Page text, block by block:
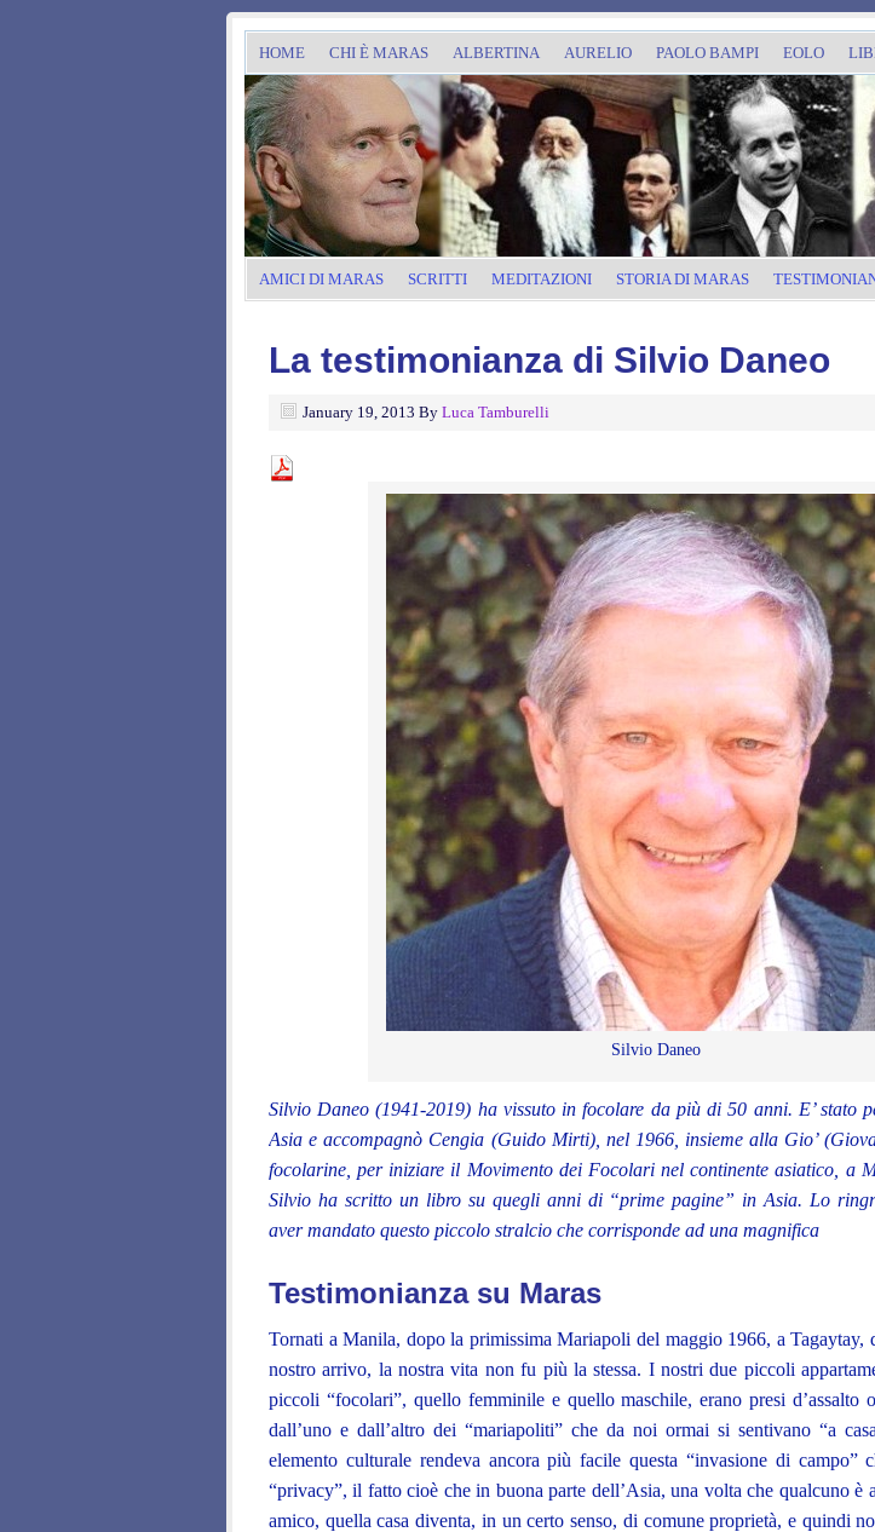
HOME CHI È MARAS ALBERTINA AURELIO PAOLO BAMPI EOLO
AMICI DI MARAS SCRITTI MEDITAZIONI STORIA DI MARAS
La testimonianza di Silvio Daneo
January 19, 2013 By Luca Tamburelli
Silvio Daneo
Silvio Daneo (1941-2019) ha vissuto in focolare da più di 50 anni. E’ stato
Asia e accompagnò Cengia (Guido Mirti), nel 1966, insieme alla Gio’
focolarine, per iniziare il Movimento dei Focolari nel continente asiatico, a
Silvio ha scritto un libro su quegli anni di “prime pagine” in Asia. Lo
aver mandato questo piccolo stralcio che corrisponde ad una magnifica
Testimonianza su Maras
Tornati a Manila, dopo la primissima Mariapoli del maggio 1966, a Tagaytay,
nostro arrivo, la nostra vita non fu più la stessa. I nostri due piccoli
piccoli “focolari”, quello femminile e quello maschile, erano presi d’assalto
dall’uno e dall’altro dei “mariapoliti” che da noi ormai si sentivano “a
elemento culturale rendeva ancora più facile questa “invasione di campo”
“privacy”, il fatto cioè che in buona parte dell’Asia, una volta che qualcuno è
amico, quella casa diventa, in un certo senso, di comune proprietà, e quindi